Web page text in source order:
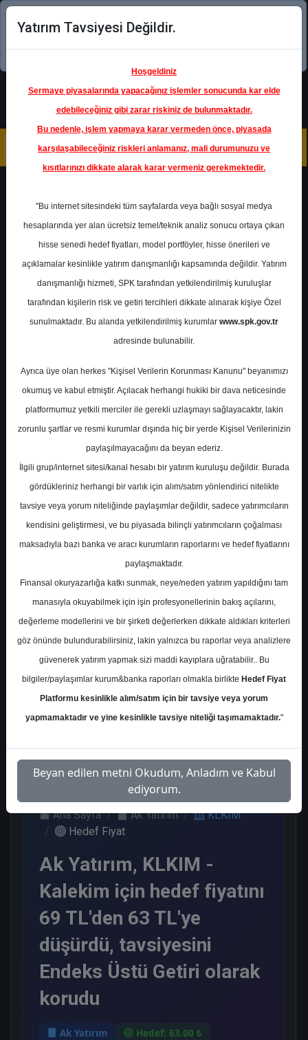
Şimdi uygulamayı indirin!
KLKIM - KALEKIM KIMYEVI
MADDELER
Hedef Fiyat 63.00 ₺
Getiri
%146.48
0
Get.
1
Cuma, 08 Mayıs 2026
En Yüksek Tahmin 56,50 ₺
Ortalama Fiyat Tahmini 48,08 ₺
Ortalama Getiri Potansiyeli %88.09
Kurum Sayısı
2
Al
1
End. Paralel Get.
1
Cuma, 08 Mayıs 2026
Ana Sayfa Ak Yatırım
KLKIM
Hedef Fiyat
Ak Yatırım, KLKIM -
Kalekim için hedef fiyatını
69 TL'den 63 TL'ye
düşürdü, tavsiyesini
Endeks Üstü Getiri olarak
korudu
Ak Yatırım
Hedef: 63.00 ₺
Yatırım Tavsiyesi Değildir.
Hoşgeldiniz
Sermaye piyasalarında yapacağınız işlemler sonucunda kar elde
edebileceğiniz gibi zarar riskiniz de bulunmaktadır.
Bu nedenle, işlem yapmaya karar vermeden önce, piyasada
karşılaşabileceğiniz riskleri anlamanız, mali durumunuzu ve
kısıtlarınızı dikkate alarak karar vermeniz gerekmektedir.
"Bu internet sitesindeki tüm sayfalarda veya bağlı sosyal medya
hesaplarında yer alan ücretsiz temel/teknik analiz sonucu ortaya çıkan
hisse senedi hedef fiyatları, model portföyler, hisse önerileri ve
açıklamalar kesinlikle yatırım danışmanlığı kapsamında değildir. Yatırım
danışmanlığı hizmeti, SPK tarafından yetkilendirilmiş kuruluşlar
tarafından kişilerin risk ve getiri tercihleri dikkate alınarak kişiye Özel
sunulmaktadır. Bu alanda yetkilendirilmiş kurumlar www.spk.gov.tr
adresinde bulunabilir.
Ayrıca üye olan herkes "Kişisel Verilerin Korunması Kanunu" beyanımızı
okumuş ve kabul etmiştir. Açılacak herhangi hukiki bir dava neticesinde
platformumuz yetkili merciler ile gerekli uzlaşmayı sağlayacaktır, lakin
zorunlu şartlar ve resmi kurumlar dışında hiç bir yerde Kişisel Verilerinizin
paylaşılmayacağını da beyan ederiz.
İlgili grup/internet sitesi/kanal hesabı bir yatırım kuruluşu değildir. Burada
gördükleriniz herhangi bir varlık için alım/satım yönlendirici nitelikte
tavsiye veya yorum niteliğinde paylaşımlar değildir, sadece yatırımcıların
kendisini geliştirmesi, ve bu piyasada bilinçli yatırımcıların çoğalması
maksadıyla bazı banka ve aracı kurumların raporlarını ve hedef fiyatlarını
paylaşmaktadır.
Finansal okuryazarlığa katkı sunmak, neye/neden yatırım yapıldığını tam
manasıyla okuyabilmek için işin profesyonellerinin bakış açılarını,
değerleme modellerini ve bir şirketi değerlerken dikkate aldıkları kriterleri
göz önünde bulundurabilirsiniz, lakin yalnızca bu raporlar veya analizlere
güvenerek yatırım yapmak sizi maddi kayıplara uğratabilir.. Bu
bilgiler/paylaşımlar kurum&banka raporları olmakla birlikte Hedef Fiyat
Platformu kesinlikle alım/satım için bir tavsiye veya yorum
yapmamaktadır ve yine kesinlikle tavsiye niteliği taşımamaktadır."
Beyan edilen metni Okudum, Anladım ve Kabul
ediyorum.